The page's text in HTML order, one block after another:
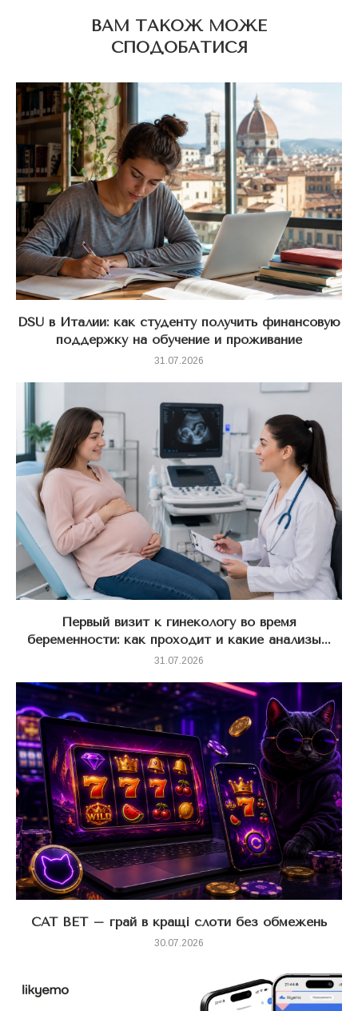
ВАМ ТАКОЖ МОЖЕ
СПОДОБАТИСЯ
DSU в Италии: как студенту получить финансовую
поддержку на обучение и проживание
31.07.2026
Первый визит к гинекологу во время
беременности: как проходит и какие анализы...
31.07.2026
CAT BET – грай в кращі слоти без обмежень
30.07.2026